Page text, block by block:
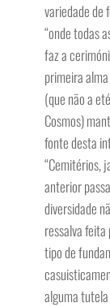
variedade de
“onde todas
faz a
primeira
(que não a
Cosmos)
fonte desta
“Cemitérios,
anterior
diversidade
ressalva feita
tipo de
alguma